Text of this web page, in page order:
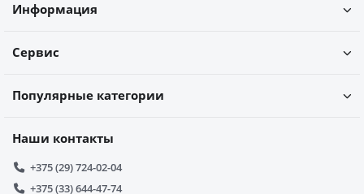
Информация
Сервис
Популярные категории
Наши контакты
+375 (29) 724-02-04
+375 (33) 644-47-74